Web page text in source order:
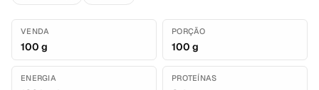
VENDA
100 g
PORÇÃO
100 g
ENERGIA PROTEÍNAS